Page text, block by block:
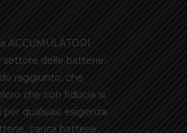
ACCUMULATORI
settore delle batterie.
raggiunto, che
che con fiducia si
qualsiasi esigenza
carica batterie,